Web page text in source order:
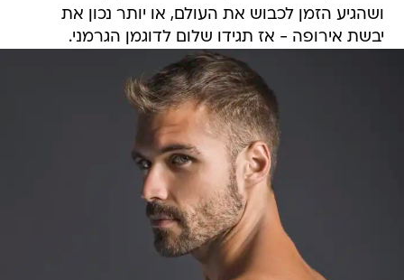
ושהגיע הזמן לכבוש את העולם, או יותר נכון את
יבשת אירופה - אז תגידו שלום לדוגמן הגרמני.